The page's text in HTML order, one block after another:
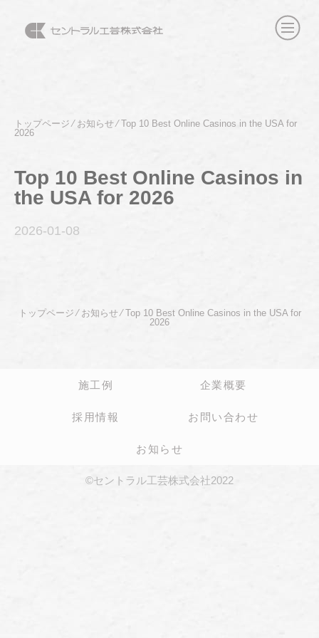
トップページ⁄ お知らせ⁄Top 10 Best Online Casinos in the USA for
2026
Top 10 Best Online Casinos in
the USA for 2026
2026-01 -08
トップページ ⁄ お知らせ⁄Top 10 Best Online Casinos in the USA for
2026
施工例 企業概要
採用情報 お問い合わせ
お知らせ
©セントラル工芸株式会社2022